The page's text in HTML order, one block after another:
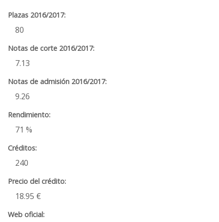
80
7.13
9.26
71 %
240
18.95 €